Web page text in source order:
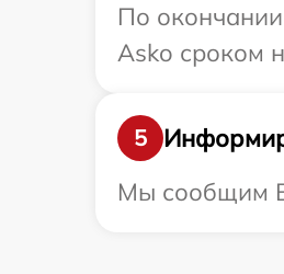
По
Asko сроком
5
Мы сообщим